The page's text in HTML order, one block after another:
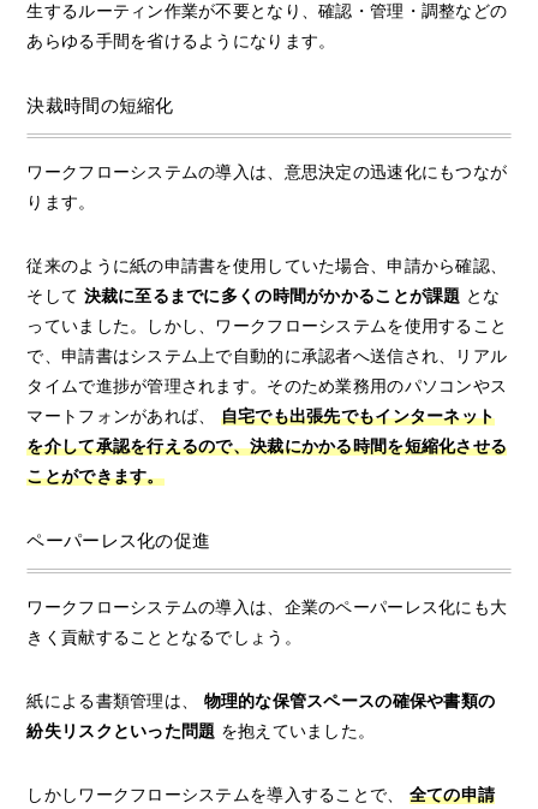
生するルーティン作業が不要となり、確認・管理・調整などの
あらゆる手間を省けるようになります。
決裁時間の短縮化
ワークフローシステムの導入は、意思決定の迅速化にもつなが
ります。
従来のように紙の申請書を使用していた場合、申請から確認、
そして 決裁に至るまでに多くの時間がかかることが課題 とな
っていました。しかし、ワークフローシステムを使用すること
で、申請書はシステム上で自動的に承認者へ送信され、リアル
タイムで進捗が管理されます。そのため業務用のパソコンやス
マートフォンがあれば、 自宅でも出張先でもインターネット
を介して承認を行えるので、決裁にかかる時間を短縮化させる
ことができます。
ペーパーレス化の促進
ワークフローシステムの導入は、企業のペーパーレス化にも大
きく貢献することとなるでしょう。
紙による書類管理は、 物理的な保管スペースの確保や書類の
紛失リスクといった問題 を抱えていました。
しかしワークフローシステムを導入することで、 全ての申請